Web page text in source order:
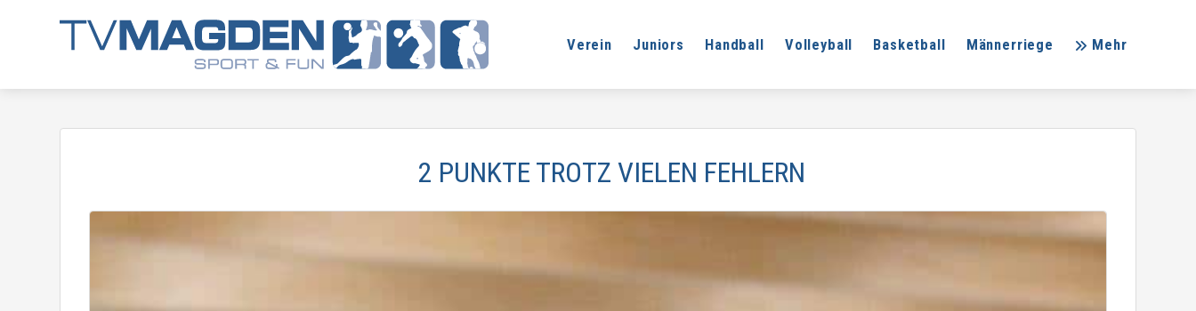
Verein Juniors Handball Volleyball Basketball Männerriege Mehr
2 PUNKTE TROTZ VIELEN FEHLERN